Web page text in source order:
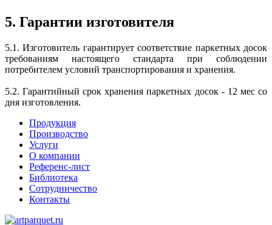
5. Гарантии изготовителя
5.1. Изготовитель гарантирует соответствие паркетных досок
требованиям настоящего стандарта при соблюдении
потребителем условий транспортирования и хранения.
5.2. Гарантийный срок хранения паркетных досок - 12 мес со
дня изготовления.
Продукция
Производство
Услуги
О компании
Референс-лист
Библиотека
Сотрудничество
Контакты